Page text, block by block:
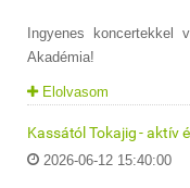
Ingyenes koncertekkel
Akadémia!
Elolvasom
Kassától Tokajig - aktív
2026-06-12 15:40:00